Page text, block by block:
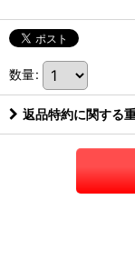
数量:
返品特約に関する